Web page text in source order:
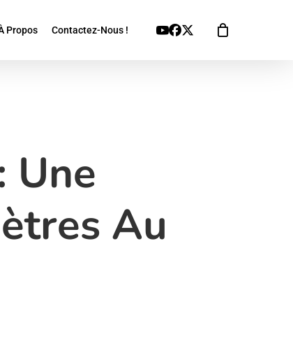
Propos Contactez-Nous ! Youtube
Facebook
X
Twitter
Une
Au